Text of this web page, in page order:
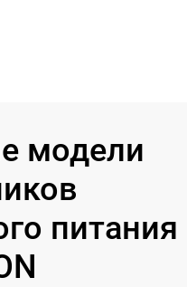
модели
питания